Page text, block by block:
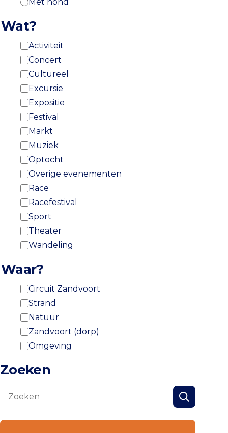
Wat?
Activiteit
Concert
Cultureel
Excursie
Expositie
Festival
Markt
Muziek
Optocht
Overige evenementen
Race
Racefestival
Sport
Theater
Wandeling
Waar?
Circuit Zandvoort
Strand
Natuur
Zandvoort (dorp)
Omgeving
Zoeken
Zoeken